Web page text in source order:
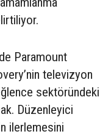
Paramount
televizyon
sektöründeki
Düzenleyici
ilerlemesini